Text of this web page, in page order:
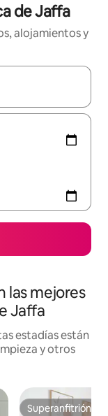
de Jaffa
alojamientos y
navega con las
las mejores
Jaffa
estadías están
y otros
Superanfitrión